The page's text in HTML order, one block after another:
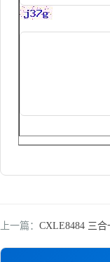
上一篇： CXLE8484 三